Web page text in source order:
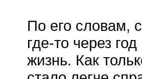
По его словам,
где-то через
жизнь. Как